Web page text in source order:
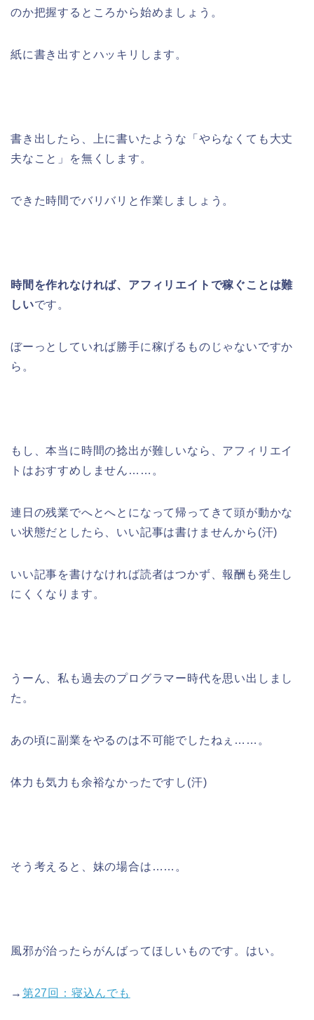
のか把握するところから始めましょう。
紙に書き出すとハッキリします。
書き出したら、上に書いたような「やらなくても大丈
夫なこと」を無くします。
できた時間でバリバリと作業しましょう。
時間を作れなければ、アフィリエイトで稼ぐことは難
しいです。
ぼーっとしていれば勝手に稼げるものじゃないですか
ら。
もし、本当に時間の捻出が難しいなら、アフィリエイ
トはおすすめしません……。
連日の残業でへとへとになって帰ってきて頭が動かな
い状態だとしたら、いい記事は書けませんから(汗)
いい記事を書けなければ読者はつかず、報酬も発生し
にくくなります。
うーん、私も過去のプログラマー時代を思い出しまし
た。
あの頃に副業をやるのは不可能でしたねぇ……。
体力も気力も余裕なかったですし(汗)
そう考えると、妹の場合は……。
風邪が治ったらがんばってほしいものです。はい。
→ 第27回：寝込んでも